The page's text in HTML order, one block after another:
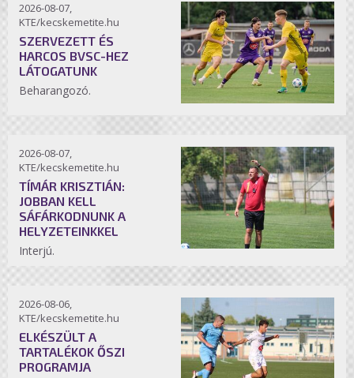
2026-08-07,
KTE/kecskemetite.hu
SZERVEZETT ÉS
HARCOS BVSC-HEZ
LÁTOGATUNK
Beharangozó.
2026-08-07,
KTE/kecskemetite.hu
TÍMÁR KRISZTIÁN:
JOBBAN KELL
SÁFÁRKODNUNK A
HELYZETEINKKEL
Interjú.
2026-08-06,
KTE/kecskemetite.hu
ELKÉSZÜLT A
TARTALÉKOK ŐSZI
PROGRAMJA